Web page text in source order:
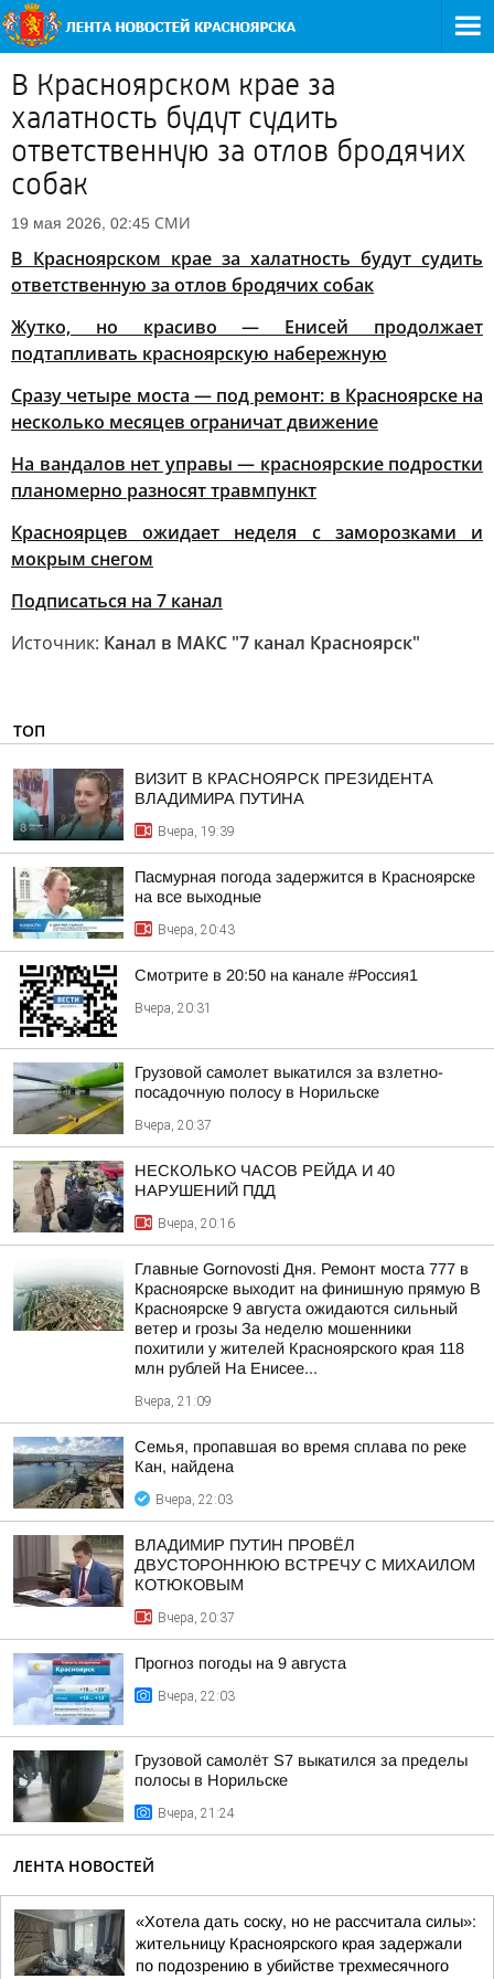
В Красноярском крае за
халатность будут судить
ответственную за отлов бродячих
собак
19 мая 2026, 02:45 СМИ
В Красноярском крае за халатность будут судить
ответственную за отлов бродячих собак
Жутко, но красиво — Енисей продолжает
подтапливать красноярскую набережную
Сразу четыре моста — под ремонт: в Красноярске на
несколько месяцев ограничат движение
На вандалов нет управы — красноярские подростки
планомерно разносят травмпункт
Красноярцев ожидает неделя с заморозками и
мокрым снегом
Подписаться на 7 канал
Источник: Канал в МАКС "7 канал Красноярск"
ТОП
ВИЗИТ В КРАСНОЯРСК ПРЕЗИДЕНТА
ВЛАДИМИРА ПУТИНА
Вчера, 19:39
Пасмурная погода задержится в Красноярске
на все выходные
Вчера, 20:43
Смотрите в 20:50 на канале #Россия1
Вчера, 20:31
Грузовой самолет выкатился за взлетно-
посадочную полосу в Норильске
Вчера, 20:37
НЕСКОЛЬКО ЧАСОВ РЕЙДА И 40
НАРУШЕНИЙ ПДД
Вчера, 20:16
Главные Gornovosti Дня. Ремонт моста 777 в
Красноярске выходит на финишную прямую В
Красноярске 9 августа ожидаются сильный
ветер и грозы За неделю мошенники
похитили у жителей Красноярского края 118
млн рублей На Енисее...
Вчера, 21:09
Семья, пропавшая во время сплава по реке
Кан, найдена
Вчера, 22:03
ВЛАДИМИР ПУТИН ПРОВЁЛ
ДВУСТОРОННЮЮ ВСТРЕЧУ С МИХАИЛОМ
КОТЮКОВЫМ
Вчера, 20:37
Прогноз погоды на 9 августа
Вчера, 22:03
Грузовой самолёт S7 выкатился за пределы
полосы в Норильске
Вчера, 21:24
ЛЕНТА НОВОСТЕЙ
«Хотела дать соску, но не рассчитала силы»:
жительницу Красноярского края задержали
по подозрению в убийстве трехмесячного